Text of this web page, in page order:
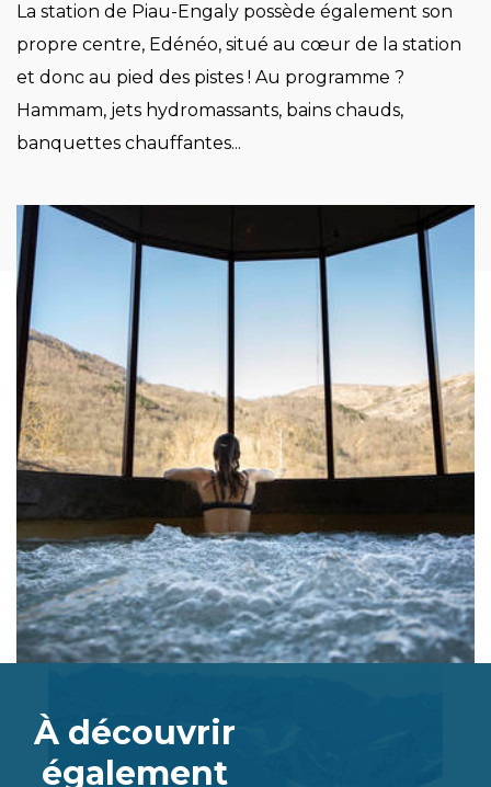
La station de Piau-Engaly possède également son
propre centre, Edénéo, situé au cœur de la station
et donc au pied des pistes ! Au programme ?
Hammam, jets hydromassants, bains chauds,
banquettes chauffantes...
Image
À découvrir
également